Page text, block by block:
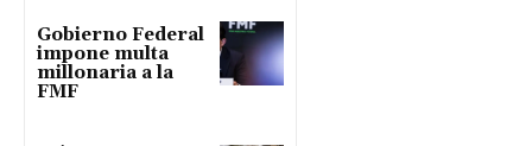
Gobierno Federal
impone multa
millonaria a la
FMF